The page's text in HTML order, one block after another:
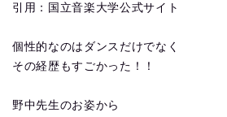
引用：国立音楽大学公式サイト
個性的なのはダンスだけでなく
その経歴もすごかった！！
野中先生のお姿から